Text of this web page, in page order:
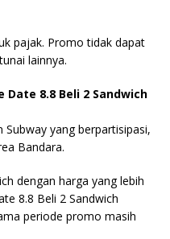
pajak. Promo tidak dapat
lainnya.
Date 8.8 Beli 2 Sandwich
yang berpartisipasi,
Bandara.
dengan harga yang lebih
8.8 Beli 2 Sandwich
periode promo masih